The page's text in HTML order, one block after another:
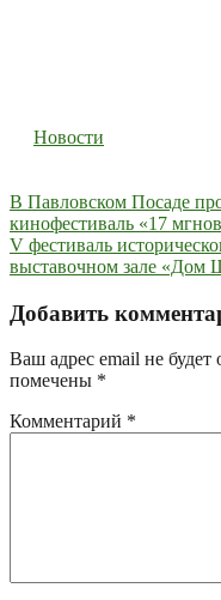
Новости
Навигация
по
записям
В Павловском Посаде
кинофестиваль «17
V фестиваль
выставочном зале «Дом
Добавить
Ваш адрес email не будет
помечены *
Комментарий *